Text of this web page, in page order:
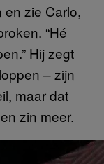
zie Carlo,
“Hé
Hij zegt
– zijn
maar dat
zin meer.